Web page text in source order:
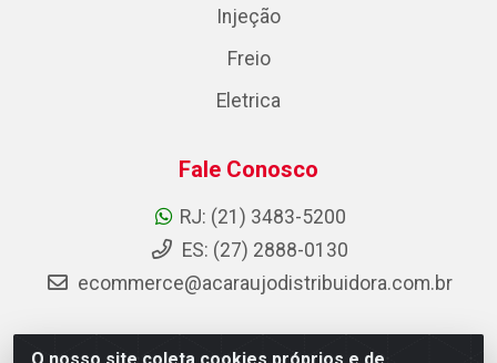
Injeção
Freio
Eletrica
Fale Conosco
RJ: (21) 3483-5200
ES: (27) 2888-0130
ecommerce@acaraujodistribuidora.com.br